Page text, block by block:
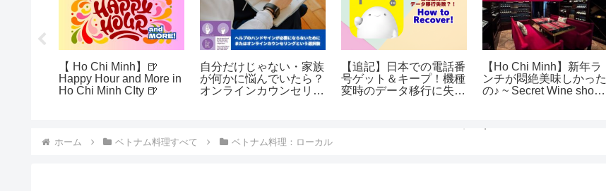
【 Ho Chi Minh】🍺
Happy Hour and More in
Ho Chi Minh CIty 🍺
自分だけじゃない・家族
が何かに悩んでいたら？
オンラインカウンセリン
【追記】日本での電話番
号ゲット＆キープ！機種
変時のデータ移行に失敗
【Ho Chi Minh】新年ラ
ンチが悶絶美味しかった
の♪ ~ Secret Wine shop
ホーム ベトナム料理すべて ベトナム料理：ローカル